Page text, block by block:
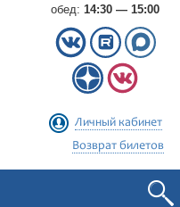
обед: 14:30 — 15:00
Личный кабинет
Возврат билетов